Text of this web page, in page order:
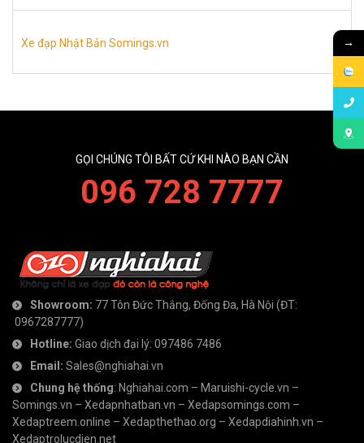
Xe đạp Nhật Bản Somings.vn
GỌI CHÚNG TÔI BẤT CỨ KHI NÀO BẠN CẦN
096 728 7777
Showroom: 77 Tôn Đức Thắng, Đống Đa, Hà Nội (ĐT:
0967287777)
Hotline: Giao dịch đại lý: 097486 7486
Email: Sales@nghiahai.vn
Chung hệ thống: Nghiahai.com – Maruishi-cycle.vn –
Somings.vn – Xedapnhatban.vn – Xedapsomings.com –
Xedaptreem.online – Xedapthethao.org – Xedapdiahinh.vn –
Xedaptrolucdien.net
→